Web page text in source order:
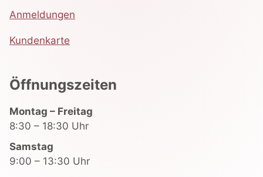
Anmeldungen
Kundenkarte
Öffnungszeiten
Montag – Freitag
8:30 – 18:30 Uhr
Samstag
9:00 – 13:30 Uhr